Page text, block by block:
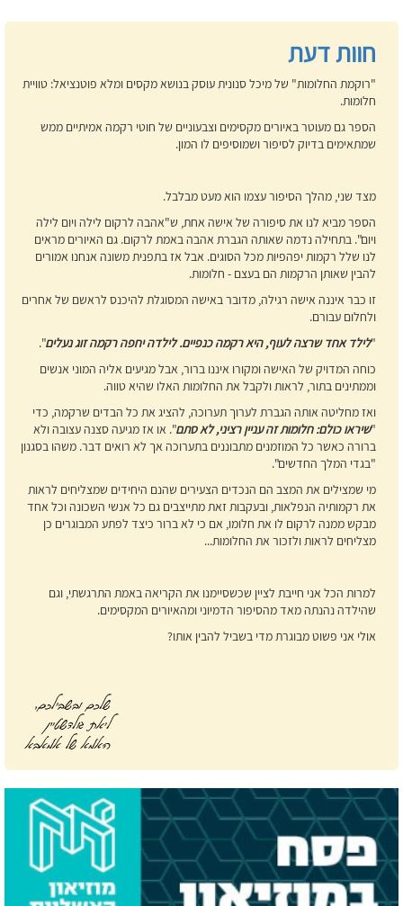
חוות דעת
"רוקמת החלומות" של מיכל סנונית עוסק בנושא מקסים ומלא פוטנציאל: טוויית
חלומות.
הספר גם מעוטר באיורים מקסימים וצבעוניים של חוטי רקמה אמיתיים ממש
שמתאימים בדיוק לסיפור ושמוסיפים לו המון.
מצד שני, מהלך הסיפור עצמו הוא מעט מבלבל.
הספר מביא לנו את סיפורה של אישה אחת, ש"אהבה לרקום לילה ויום לילה
ויום". בתחילה נדמה שאותה הגברת אהבה באמת לרקום. גם האיורים מראים
לנו שלל רקמות יפהפיות מכל הסוגים. אבל אז בתפנית משונה אנחנו אמורים
להבין שאותן הרקמות הם בעצם - חלומות.
זו כבר איננה אישה רגילה, מדובר באישה המסוגלת להיכנס לראשם של אחרים
ולחלום עבורם.
"לילד אחד שרצה לעוף, היא רקמה כנפיים. לילדה יחפה רקמה זוג נעלים".
כוחה המדויק של האישה ומקורו איננו ברור, אבל מגיעים אליה המוני אנשים
וממתינים בתור, לראות ולקבל את החלומות האלו שהיא טווה.
ואז מחליטה אותה הגברת לערוך תערוכה, להציג את כל הבדים שרקמה, כדי
"שיראו כולם: חלומות זה עניין רציני, לא סתם". או אז מגיעה סצנה עצובה ולא
ברורה כאשר כל המוזמנים מתבוננים בתערוכה אך לא רואים דבר. משהו בסגנון
"בגדי המלך החדשים".
מי שמצילים את המצב הם הנכדים הצעירים שהנם היחידים שמצליחים לראות
את רקמותיה הנפלאות, ובעקבות זאת מתייצבים גם כל אנשי השכונה וכל אחד
מבקש ממנה לרקום לו את חלומו, אם כי לא ברור כיצד לפתע המבוגרים כן
מצליחים לראות ולזכור את החלומות...
למרות הכל אני חייבת לציין שכשסיימנו את הקריאה באמת התרגשתי, וגם
שהילדה נהנתה מאד מהסיפור הדמיוני ומהאיורים המקסימים.
אולי אני פשוט מבוגרת מדי בשביל להבין אותו?